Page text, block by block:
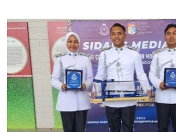
sebagai Pelatih...